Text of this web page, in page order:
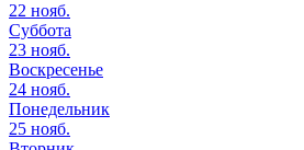
22 нояб.
Суббота
23 нояб.
Воскресенье
24 нояб.
Понедельник
25 нояб.